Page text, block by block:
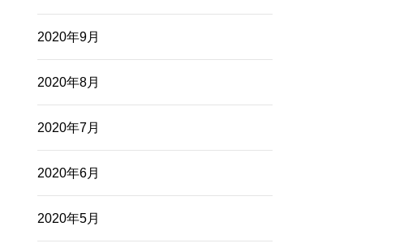
2020年9月
2020年8月
2020年7月
2020年6月
2020年5月